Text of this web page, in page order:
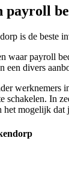
payroll
is de beste
waar payroll
een divers
werknemers
schakelen. In
mogelijk